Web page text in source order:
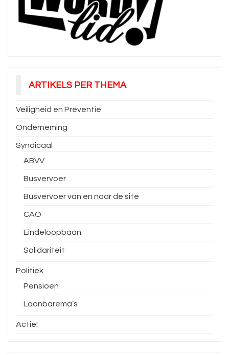
ARTIKELS PER THEMA
Veiligheid en Preventie
Onderneming
Syndicaal
ABVV
Busvervoer
Busvervoer van en naar de site
CAO
Eindeloopbaan
Solidariteit
Politiek
Pensioen
Loonbarema’s
Actie!